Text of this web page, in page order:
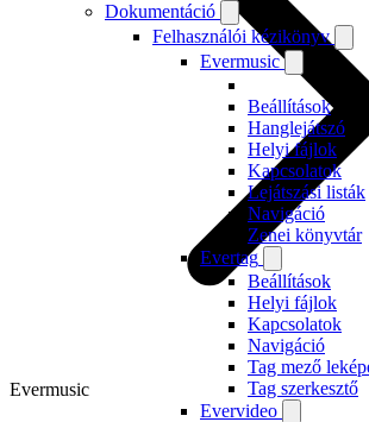
Dokumentáció
Felhasználói kézikönyv
Evermusic
Beállítások
Hanglejátszó
Helyi fájlok
Kapcsolatok
Lejátszási listák
Navigáció
Zenei könyvtár
Evertag
Beállítások
Helyi fájlok
Kapcsolatok
Navigáció
Tag mező
Tag szerkesztő
Evervideo
Evermusic